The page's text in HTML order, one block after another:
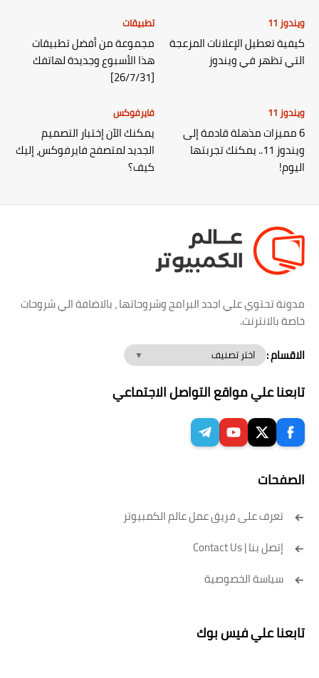
ويندوز 11
كيفية تعطيل الإعلانات المزعجة
التي تظهر في ويندوز
تطبيقات
مجموعة من أفضل تطبيقات
هذا الأسبوع وجديدة لهاتفك
[26/7/31]
ويندوز 11
6 مميزات مذهلة قادمة إلى
ويندوز 11.. يمكنك تجربتها
اليوم!
فايرفوكس
يمكنك الآن إختبار التصميم
الجديد لمتصفح فايرفوكس، إليك
كيف؟
مدونة تحتوي علي اجدد البرامج وشروحاتها ، بالاضافة الي شروحات
خاصة بالانترنت.
الاقسام :
تابعنا علي مواقع التواصل الاجتماعي
الصفحات
تعرف على فريق عمل عالم الكمبيوتر
إتصل بنا | Contact Us
سياسة الخصوصية
تابعنا علي فيس بوك